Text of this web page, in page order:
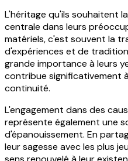
L'héritage qu'ils souhaitent
centrale dans leurs
matériels, c'est souvent la
d'expériences et de
grande importance à leurs
contribue significativement
continuité.
L'engagement dans des
représente également une
d'épanouissement. En
leur sagesse avec les plus